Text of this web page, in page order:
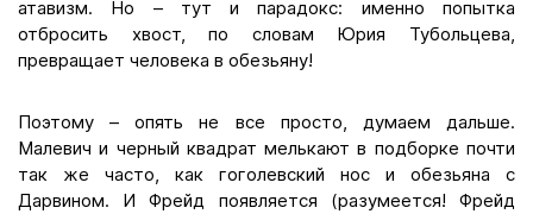
атавизм. Но – тут и парадокс: именно попытка
отбросить хвост, по словам Юрия Тубольцева,
превращает человека в обезьяну!
Поэтому – опять не все просто, думаем дальше.
Малевич и черный квадрат мелькают в подборке почти
так же часто, как гоголевский нос и обезьяна с
Дарвином. И Фрейд появляется (разумеется! Фрейд